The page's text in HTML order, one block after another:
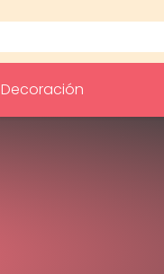
Decoración